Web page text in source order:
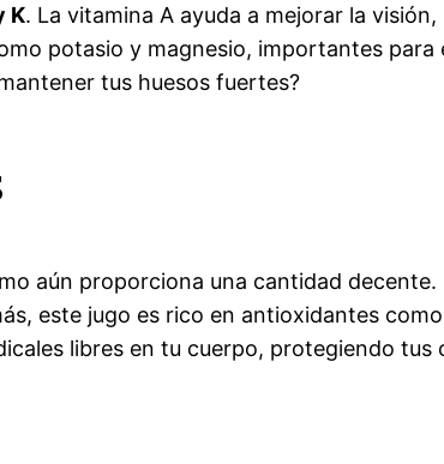
K. La vitamina A ayuda a mejorar la
potasio y magnesio, importantes para
tus huesos fuertes?
aún proporciona una cantidad
este jugo es rico en antioxidantes
libres en tu cuerpo, protegiendo tus